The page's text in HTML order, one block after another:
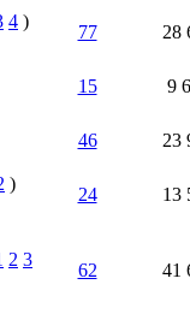
4 )
77 28
15 9
46 23
)
24 13
2 3
62 41